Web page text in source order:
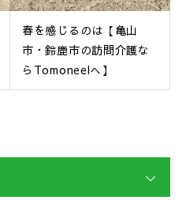
春を感じるのは【亀山
市・鈴鹿市の訪問介護な
らTomoneelへ】